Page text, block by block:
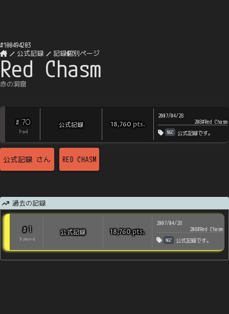
#100494203
公式記録
記録個別ページ
Red Chasm
赤の洞窟
# 70
? rps]
公式記録 18,760 pts.
2007/04/28
208#Red Chasm
NGC 公式記録です。
公式記録 さん RED CHASM
過去の記録
# 1
0 players
公式記録 18,760pts.
2007/04/28
208#Red Chasm
NGC 公式記録です。